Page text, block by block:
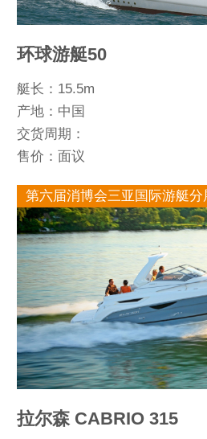
环球游艇50
艇长：15.5m
产地：中国
交货周期：
售价：面议
第六届消博会三亚国际游艇
拉尔森 CABRIO 315